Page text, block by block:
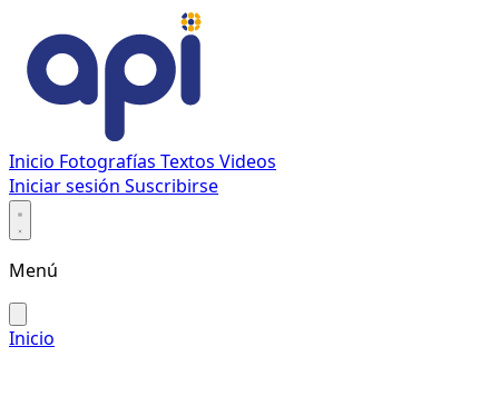
Inicio Fotografías Textos Videos
Iniciar sesión Suscribirse
Menú
Inicio